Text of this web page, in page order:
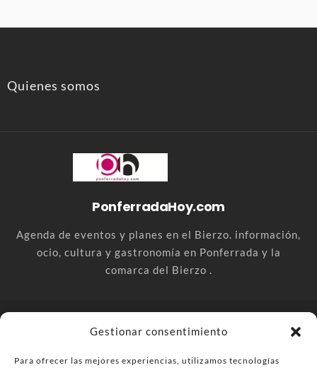
Gestionar consentimiento
Para ofrecer las mejores experiencias, utilizamos tecnologías
Quienes somos
PonferradaHoy.com
Agenda de eventos y planes en el Bierzo. información,
ocio, cultura y gastronomía en Ponferrada y la
comarca del Bierzo .
comarca del Bierzo
Anúnciate Más información sobre las cookies